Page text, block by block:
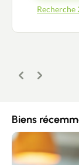
Recherche
Précédent
Suivant
Biens